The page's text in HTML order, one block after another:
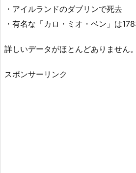
・アイルランドのダブリンで死去
・有名な「カロ・ミオ・ベン」は
詳しいデータがほとんどありません。
スポンサーリンク